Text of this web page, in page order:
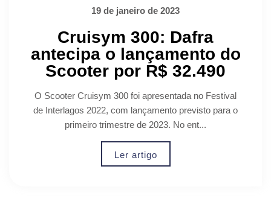
19 de janeiro de 2023
Cruisym 300: Dafra
antecipa o lançamento do
Scooter por R$ 32.490
O Scooter Cruisym 300 foi apresentada no Festival
de Interlagos 2022, com lançamento previsto para o
primeiro trimestre de 2023. No ent...
Ler artigo